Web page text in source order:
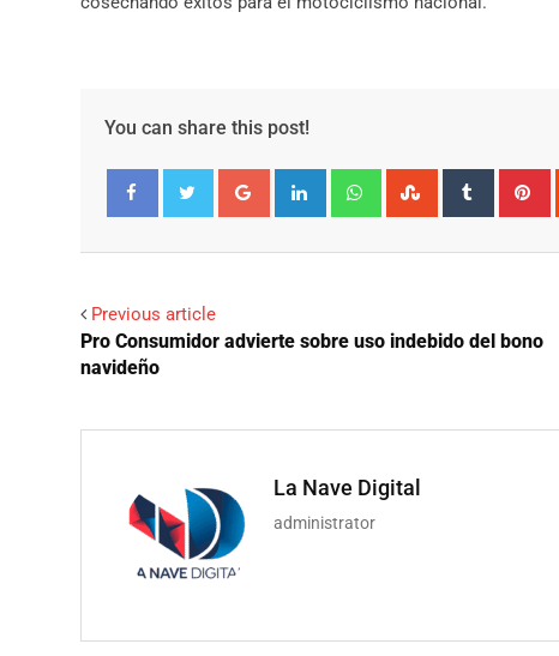
You can share this post!
Google+ LinkedIn WhatsappStumbleUpon
Tumblr
Previous article
Pro Consumidor advierte sobre uso indebido del bono
navideño
La Nave Digital
administrator